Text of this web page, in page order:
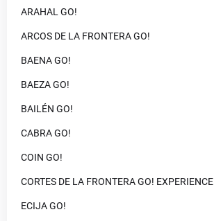
ARAHAL GO!
ARCOS DE LA FRONTERA GO!
BAENA GO!
BAEZA GO!
BAILÉN GO!
CABRA GO!
COIN GO!
CORTES DE LA FRONTERA GO! EXPERIENCE
ECIJA GO!